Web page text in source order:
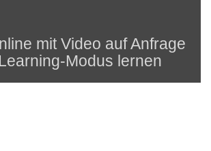
mit Video auf Anfrage
Modus lernen